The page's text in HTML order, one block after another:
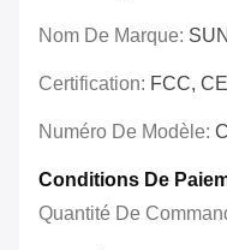
Nom De Marque:
Certification: FCC,
Numéro De Modèle:
Conditions De
Quantité De